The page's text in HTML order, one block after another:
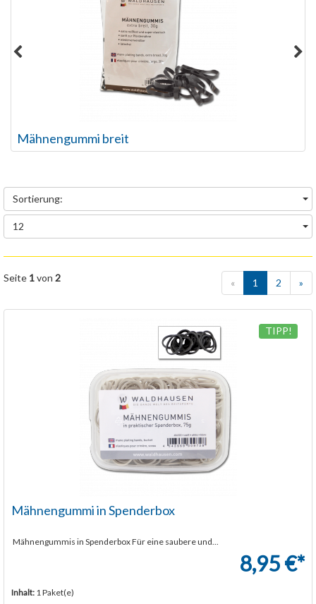
Mähnengummi in Spenderbox
Sortierung:
12
Seite 1von 2 « 1 2 »
TIPP!
Mähnengummi in Spenderbox
Mähnengummis in Spenderbox Für eine saubere und...
8,95 €*
Inhalt: 1 Paket(e)